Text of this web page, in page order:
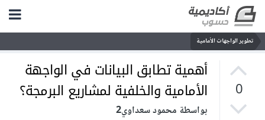
تطوير الواجهات الأمامية
0
أهمية تطابق البيانات في الواجهة
الأمامية والخلفية لمشاريع البرمجة؟
بواسطة محمود سعداوي2